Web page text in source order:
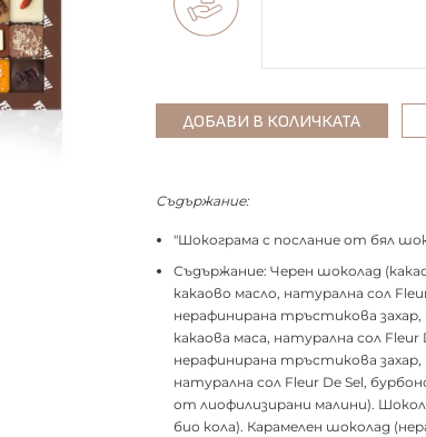
Съдържание:
"Шокограма с послание от бял
Съдържание: Черен шоколад
какаово масло, натурална сол
нерафинирана тръстикова
какаова маса, натурална сол
нерафинирана тръстикова
натурална сол Fleur De Sel,
от лиофилизирани малини).
био кола). Карамелен шоколад